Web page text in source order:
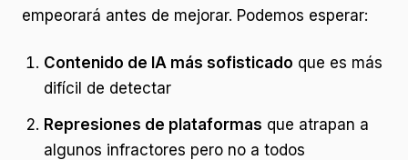
empeorará antes de mejorar. Podemos esperar:
Contenido de IA más sofisticado que es más
difícil de detectar
Represiones de plataformas que atrapan a
algunos infractores pero no a todos